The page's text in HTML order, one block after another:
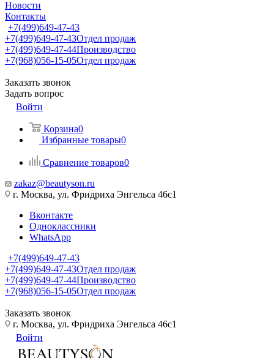
Новости
Контакты
+7(499)649-47-43
+7(499)649-47-43Отдел продаж
+7(499)649-47-44Производство
+7(968)056-15-05Отдел продаж
Заказать звонок
Задать вопрос
Войти
Корзина0
Избранные товары0
Сравнение товаров0
zakaz@beautyson.ru
г. Москва, ул. Фридриха Энгельса 46с1
Вконтакте
Одноклассники
WhatsApp
+7(499)649-47-43
+7(499)649-47-43Отдел продаж
+7(499)649-47-44Производство
+7(968)056-15-05Отдел продаж
Заказать звонок
г. Москва, ул. Фридриха Энгельса 46с1
Войти